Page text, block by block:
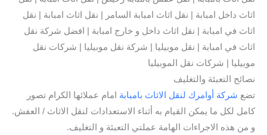
اثاث داخل امبابة | نقل اثاث امبابة السامر | نقل اثاث امبابة | نقل
اثاث في امبابة | نقل اثاث داخل و خارج امبابة | افضل شركة نقل
اثاث في امبابة | نقل موبيليا | شركة نقل موبيليا | شركات نقل
موبيليا | شركات نقل الموبيليا
نصائح التعبئة والتغليف
تضع شركة أوامرك لنقل الاثاث بامبابة امام عملائها الكرام تصور
كامل لكل ما يمكن القيام به أثناء الاستعدادات لنقل الاثاث / العفش.
و من هذه الاجراءات الهامة عملتي التعبئة و التغليف.